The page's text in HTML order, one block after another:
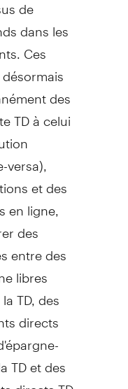
dans les
Ces
des
TD à celui
et des
ligne,
des
entre des
libres
TD, des
directs
TD et des